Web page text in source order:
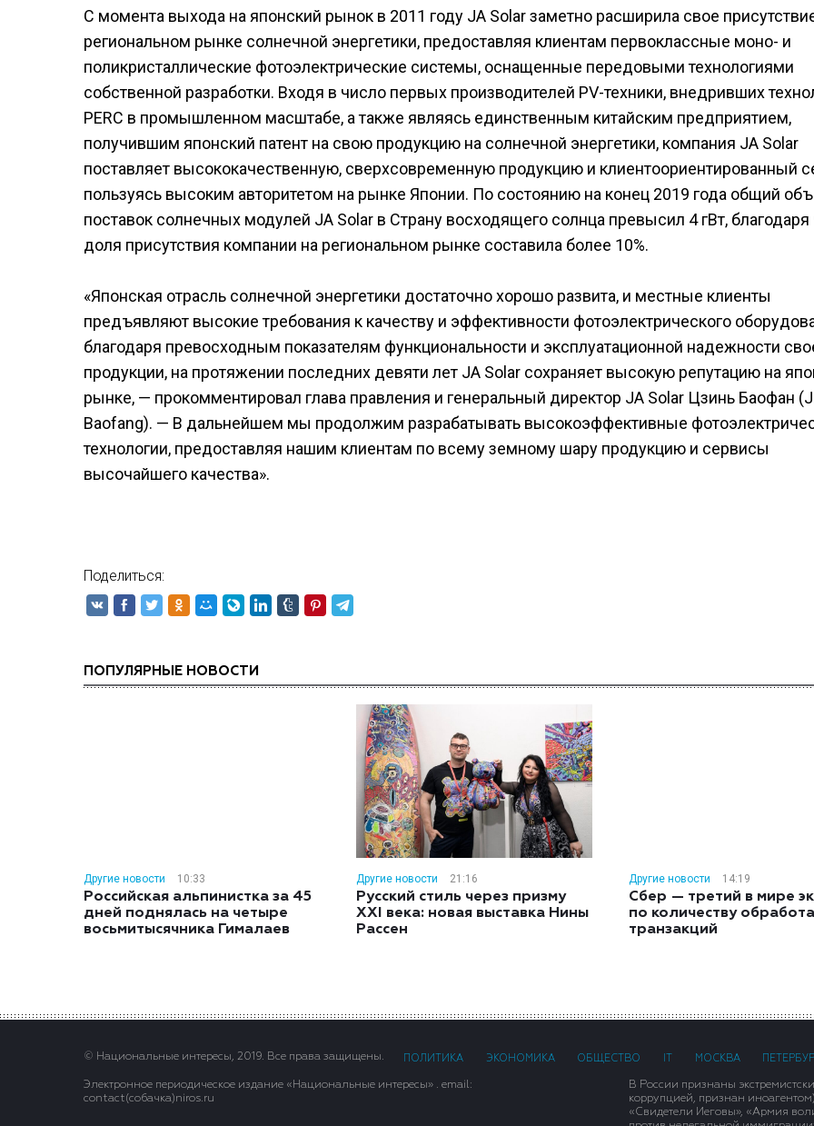
С момента выхода на японский рынок в 2011 году JA Solar заметно расширила свое
региональном рынке солнечной энергетики, предоставляя клиентам первоклассные моно- и
поликристаллические фотоэлектрические системы, оснащенные передовыми технологиями
собственной разработки. Входя в число первых производителей PV-техники, внедривших
PERC в промышленном масштабе, а также являясь единственным китайским предприятием,
получившим японский патент на свою продукцию на солнечной энергетики, компания JA Solar
поставляет высококачественную, сверхсовременную продукцию и клиентоориентированный
пользуясь высоким авторитетом на рынке Японии. По состоянию на конец 2019 года общий
поставок солнечных модулей JA Solar в Страну восходящего солнца превысил 4 гВт,
доля присутствия компании на региональном рынке составила более 10%.
«Японская отрасль солнечной энергетики достаточно хорошо развита, и местные клиенты
предъявляют высокие требования к качеству и эффективности фотоэлектрического
благодаря превосходным показателям функциональности и эксплуатационной надежности
продукции, на протяжении последних девяти лет JA Solar сохраняет высокую репутацию на
рынке, — прокомментировал глава правления и генеральный директор JA Solar Цзинь Баофан
Baofang). — В дальнейшем мы продолжим разрабатывать высокоэффективные
технологии, предоставляя нашим клиентам по всему земному шару продукцию и сервисы
высочайшего качества».
Поделиться:
ПОПУЛЯРНЫЕ НОВОСТИ
Другие новости 10:33
Российская альпинистка за 45
дней поднялась на четыре
восьмитысячника Гималаев
Другие новости 21:16
Русский стиль через призму
XXI века: новая выставка Нины
Рассен
Другие новости 14:19
Сбер — третий в мире
по количеству
транзакций
© Национальные интересы, 2019. Все права защищены. ПОЛИТИКА ЭКОНОМИКА ОБЩЕСТВО МОСКВА
Электронное периодическое издание «Национальные интересы» . email:
contact(сoбaчка)niros.ru
В России признаны
коррупцией, признан
«Свидетели Иеговы», «Армия